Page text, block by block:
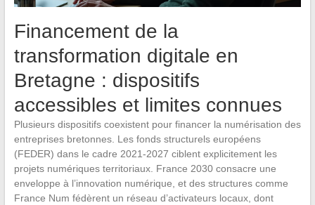
Financement de la
transformation digitale en
Bretagne : dispositifs
accessibles et limites connues
Plusieurs dispositifs coexistent pour financer la numérisation des
entreprises bretonnes. Les fonds structurels européens
(FEDER) dans le cadre 2021-2027 ciblent explicitement les
projets numériques territoriaux. France 2030 consacre une
enveloppe à l’innovation numérique, et des structures comme
France Num fédèrent un réseau d’activateurs locaux, dont